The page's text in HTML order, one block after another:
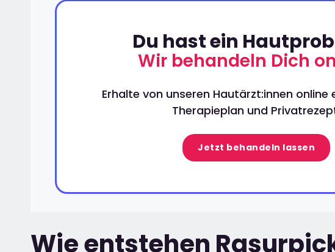
Du hast ein
Wir behandeln Dich
Erhalte von unseren Hautärzt:innen online
Therapieplan und
Jetzt behandeln lassen
Wie entstehen